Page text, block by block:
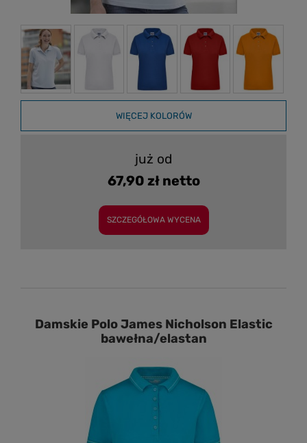
WIĘCEJ KOLORÓW
już od
67,90 zł netto
SZCZEGÓŁOWA WYCENA
Damskie Polo James Nicholson Elastic
bawełna/elastan